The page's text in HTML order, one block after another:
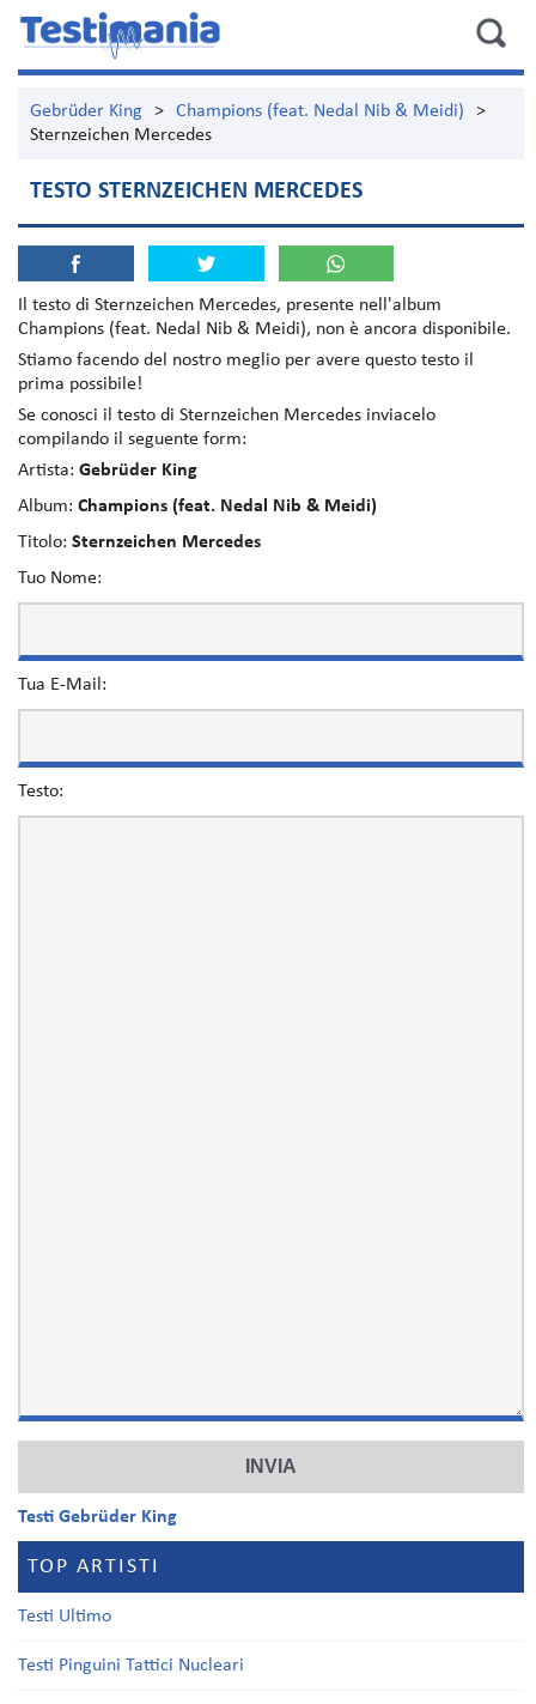
Gebrüder King > Champions (feat. Nedal Nib & Meidi)
>
Sternzeichen Mercedes
TESTO STERNZEICHEN MERCEDES
Il testo di Sternzeichen Mercedes, presente nell'album
Champions (feat. Nedal Nib & Meidi), non è ancora disponibile.
Stiamo facendo del nostro meglio per avere questo testo il
prima possibile!
Se conosci il testo di Sternzeichen Mercedes inviacelo
compilando il seguente form:
Artista: Gebrüder King
Album: Champions (feat. Nedal Nib & Meidi)
Titolo: Sternzeichen Mercedes
Tuo Nome:
Tua E-Mail:
Testo:
Testi Gebrüder King
TOP ARTISTI
Testi Ultimo
Testi Pinguini Tattici Nucleari